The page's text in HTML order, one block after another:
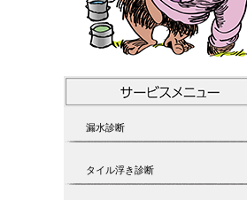
漏水診断
タイル浮き診断